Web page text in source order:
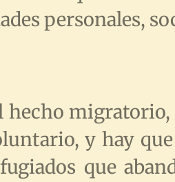
personales,
hecho
y hay
que